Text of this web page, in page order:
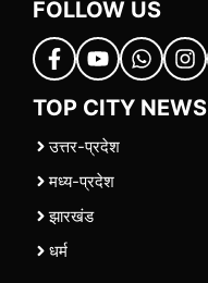
FOLLOW US
TOP CITY NEWS
उत्तर-प्रदेश
मध्य-प्रदेश
झारखंड
धर्म